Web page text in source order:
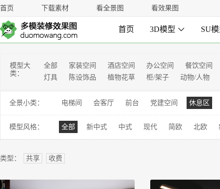
首页 下载素材 看全景图 看效果图
首页 3D模型  SU
模型大
类：
全部 家装空间 酒店空间 办公空间
餐饮空间
灯具
陈设饰品 植物花草 柜/架子 动物/人物
全景小类： 电梯间 会客厅 前台 党建空间 休息区
模型风格： 全部 新中式 中式 现代 简欧 北欧
类型： 共享 收费